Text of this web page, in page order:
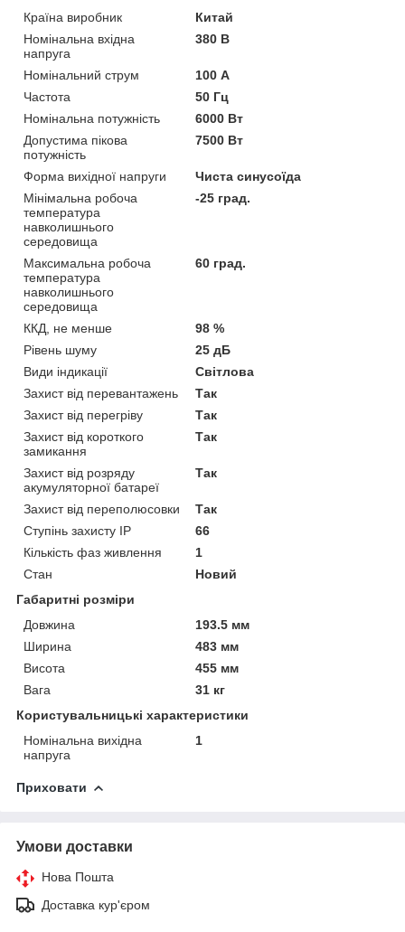
Країна виробник
Китай
Номінальна вхідна
напруга
380 В
Номінальний струм
100 А
Частота
50 Гц
Номінальна потужність
6000 Вт
Допустима пікова
потужність
7500 Вт
Форма вихідної напруги
Чиста синусоїда
Мінімальна робоча
температура
навколишнього
середовища
-25 град.
Максимальна робоча
температура
навколишнього
середовища
60 град.
ККД, не менше
98 %
Рівень шуму
25 дБ
Види індикації
Світлова
Захист від перевантажень
Так
Захист від перегріву
Так
Захист від короткого
замикання
Так
Захист від розряду
акумуляторної батареї
Так
Захист від переполюсовки
Так
Ступінь захисту IP
66
Кількість фаз живлення
1
Стан
Новий
Габаритні розміри
Довжина
193.5 мм
Ширина
483 мм
Висота
455 мм
Вага
31 кг
Користувальницькі характеристики
Номінальна вихідна
напруга
1
Приховати
Умови доставки
Нова Пошта
Доставка кур'єром